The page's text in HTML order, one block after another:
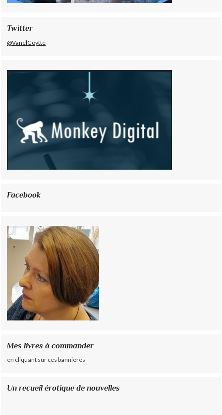
Twitter
@VanelCoytte
Facebook
Mes livres à commander
en cliquant sur ces bannières
Un recueil érotique de nouvelles